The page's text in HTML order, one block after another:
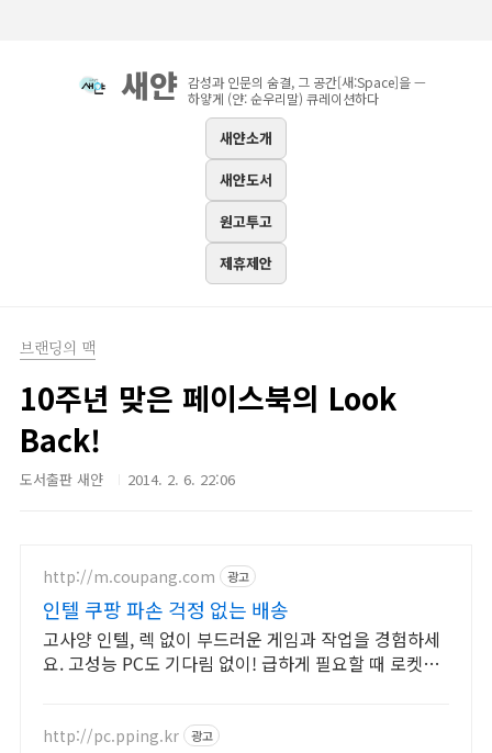
새얀 감성과 인문의 숨결, 그 공간[새:Space]을 —
하얗게 (얀: 순우리말) 큐레이션하다
새얀소개
새얀도서
원고투고
제휴제안
브랜딩의 맥
10주년 맞은 페이스북의 Look
Back!
도서출판 새얀 2014. 2. 6. 22:06
http://m.coupang.com 광고
인텔 쿠팡 파손 걱정 없는 배송
고사양 인텔, 렉 없이 부드러운 게임과 작업을 경험하세
요. 고성능 PC도 기다림 없이! 급하게 필요할 때 로켓배
http://pc.pping.kr 광고